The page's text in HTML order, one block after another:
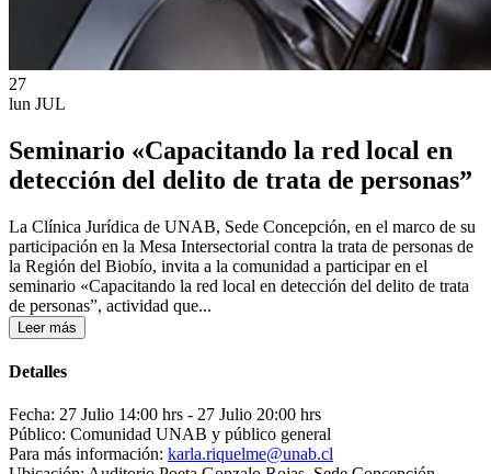
27
lun JUL
Seminario «Capacitando la red local en
detección del delito de trata de personas”
La Clínica Jurídica de UNAB, Sede Concepción, en el marco de su
participación en la Mesa Intersectorial contra la trata de personas de
la Región del Biobío, invita a la comunidad a participar en el
seminario «Capacitando la red local en detección del delito de trata
de personas”, actividad que...
Leer más
Detalles
Fecha: 27 Julio 14:00 hrs - 27 Julio 20:00 hrs
Público: Comunidad UNAB y público general
Para más información: karla.riquelme@unab.cl